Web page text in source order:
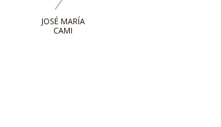
JOSÉ MARÍA
CAMI